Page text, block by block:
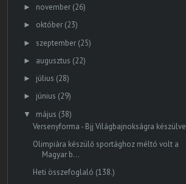
► november (26)
► október (23)
► szeptember (25)
► augusztus (22)
► július (28)
► június (29)
▼ május (38)
Versenyforma - Bjj Világbajnokságra készülve
Olimpiára készülő sportághoz méltó volt a
Magyar b...
Heti összefoglaló (138.)